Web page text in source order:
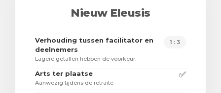
Nieuw Eleusis
Verhouding tussen facilitator en
deelnemers
Lagere getallen hebben de voorkeur.
1 : 3
Arts ter plaatse
Aanwezig tijdens de retraite
✅